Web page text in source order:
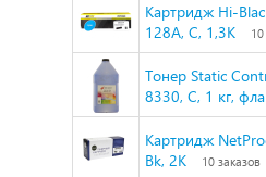
Картридж Hi-
128A, C, 1,3K
Тонер Static
8330, C, 1 кг,
Картридж
Bk, 2K
10 заказов